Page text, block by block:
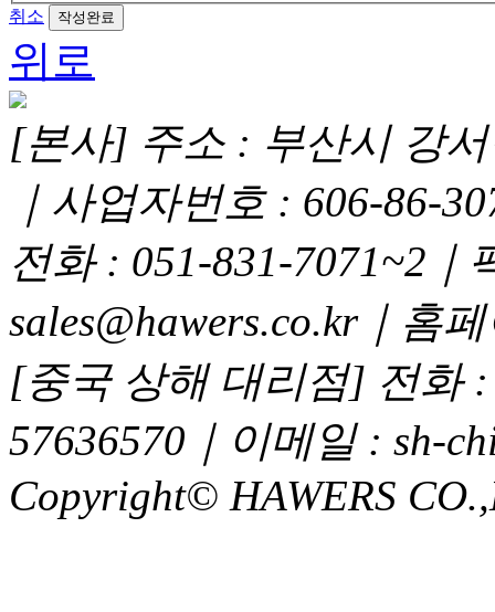
취소
위로
[본사] 주소 : 부산시 강
｜사업자번호 : 606-86-
전화 : 051-831-7071~2
sales@hawers.co.kr｜홈
[중국 상해 대리점] 전화 :
57636570｜이메일 : sh-
Copyright© HAWERS